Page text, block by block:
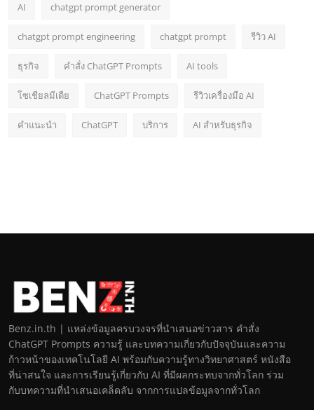
AI chatgpt prompt generator
chatgpt prompt engineering chatgpt prompt รีวิว AI
ธุรกิจ คำสั่ง ChatGPT Prompts AI tools
โซเชียลมีเดีย ChatGPT Prompts รีวิวเครื่องมือ AI
คำแนะนำ ChatGPT บริการ AI สำหรับธุรกิจ
Benz.in.th | แหล่งข้อมูลครบวงจรที่นำเสนอข่าวสาร คำสั่ง
ChatGPT Prompts ความรู้ และบทความเกี่ยวกับปัจจุบันและความ
ก้าวหน้าของเทคโนโลยี AI พร้อมกับความรู้ทางวิทยาศาสตร์ หนังสือ
ที่น่าสนใจ และการเรียนรู้เกี่ยวกับ AI ที่มีผลกระทบจากทั่วโลก ร่วม
กับบทความที่นำเสนอเคล็ดลับ จากการแปลข้อมูลจากทั่วโลก